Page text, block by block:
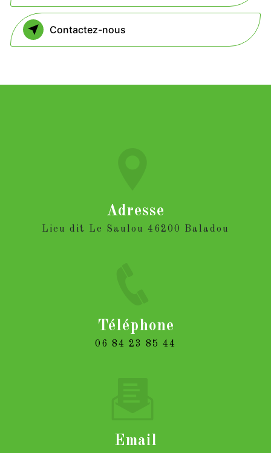
Contactez-nous
Adresse
Lieu dit Le Saulou 46200 Baladou
Téléphone
06 84 23 85 44
Email